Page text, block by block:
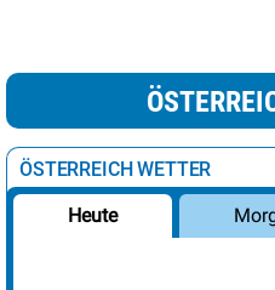
ÖSTERREICH WETTER
Heute